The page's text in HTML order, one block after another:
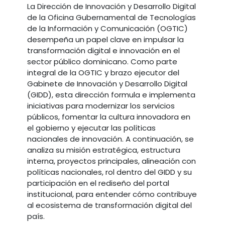
La Dirección de Innovación y Desarrollo Digital
de la Oficina Gubernamental de Tecnologías
de la Información y Comunicación (OGTIC)
desempeña un papel clave en impulsar la
transformación digital e innovación en el
sector público dominicano. Como parte
integral de la OGTIC y brazo ejecutor del
Gabinete de Innovación y Desarrollo Digital
(GIDD), esta dirección formula e implementa
iniciativas para modernizar los servicios
públicos, fomentar la cultura innovadora en
el gobierno y ejecutar las políticas
nacionales de innovación. A continuación, se
analiza su misión estratégica, estructura
interna, proyectos principales, alineación con
políticas nacionales, rol dentro del GIDD y su
participación en el rediseño del portal
institucional, para entender cómo contribuye
al ecosistema de transformación digital del
país.